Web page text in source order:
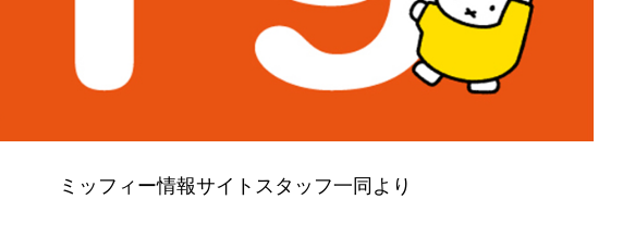
ミッフィー情報サイトスタッフ一同より